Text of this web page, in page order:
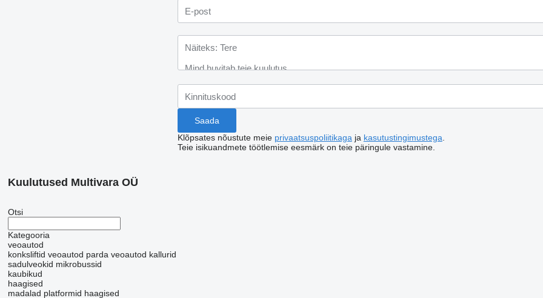
Klõpsates nõustute meie privaatsuspoliitikaga ja kasutustingimustega
Teie isikuandmete töötlemise eesmärk on teie päringule vastamine.
Kuulutused Multivara OÜ
Otsi
Kategooria
veoautod
konksliftid veoautod parda veoautod kallurid
sadulveokid mikrobussid
kaubikud
haagised
madalad platformid haagised